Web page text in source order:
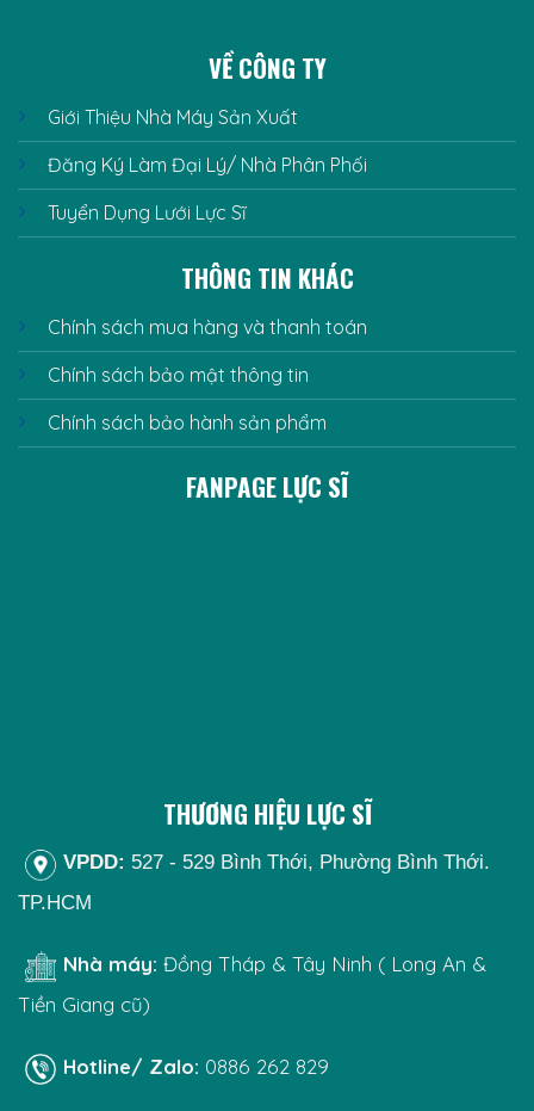
VỀ CÔNG TY
Giới Thiệu Nhà Máy Sản Xuất
Đăng Ký Làm Đại Lý/ Nhà Phân Phối
Tuyển Dụng Lưới Lực Sĩ
THÔNG TIN KHÁC
Chính sách mua hàng và thanh toán
Chính sách bảo mật thông tin
Chính sách bảo hành sản phẩm
FANPAGE LỰC SĨ
THƯƠNG HIỆU LỰC SĨ
VPDD: 527 - 529 Bình Thới, Phường Bình Thới.
TP.HCM
Nhà máy: Đồng Tháp & Tây Ninh ( Long An &
Tiền Giang cũ)
Hotline/ Zalo: 0886 262 829